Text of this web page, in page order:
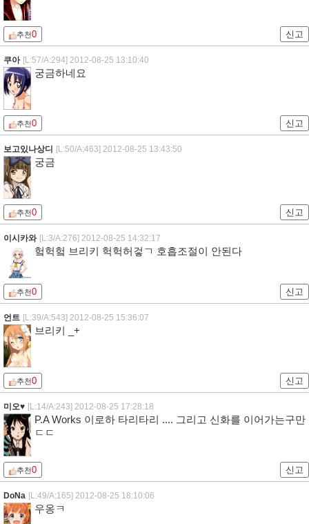
추천0 신고
쿠아 [L:57/A:294] 2012-08-25 13:10:40
궁금하네요
추천0 신고
보고있나상디 [L:50/A:463] 2012-08-25 13:43:50
궁금
추천0 신고
이시카와 [L:3/A:276] 2012-08-25 14:32:17
헠헉헠 브리키 헉헉허겋ㄱ 호흡조절이 안된다
추천0 신고
언트 [L:39/A:543] 2012-08-25 15:36:07
브리키 _+
추천0 신고
미오♥ [L:14/A:243] 2012-08-25 17:28:18
P.A Works 이로하 타리타리 .... 그리고 신화를 이어가는구만
ㄷㄷ
추천0 신고
DoNa [L:49/A:165] 2012-08-25 18:10:06
우옹ㅋ